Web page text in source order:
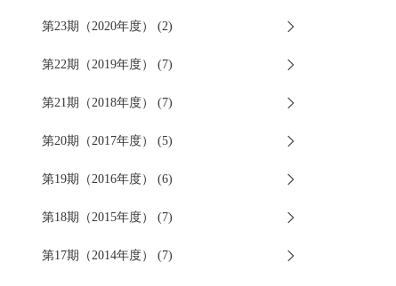
第23期（2020年度） (2)
第22期（2019年度） (7)
第21期（2018年度） (7)
第20期（2017年度） (5)
第19期（2016年度） (6)
第18期（2015年度） (7)
第17期（2014年度） (7)